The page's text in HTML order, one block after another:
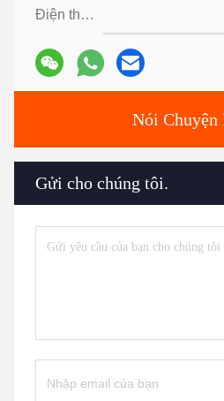
Điện thoại:
Nói Chuyện
Gửi cho chúng tôi.